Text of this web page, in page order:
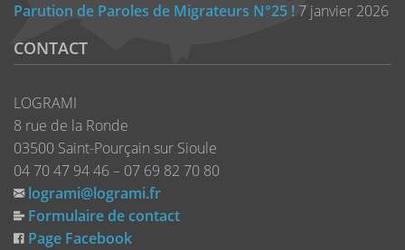
Parution de Paroles de Migrateurs N°25 ! 7 janvier 2026
CONTACT
LOGRAMI
8 rue de la Ronde
03500 Saint-Pourçain sur Sioule
04 70 47 94 46 – 07 69 82 70 80
logrami@logrami.fr
Formulaire de contact
Page Facebook